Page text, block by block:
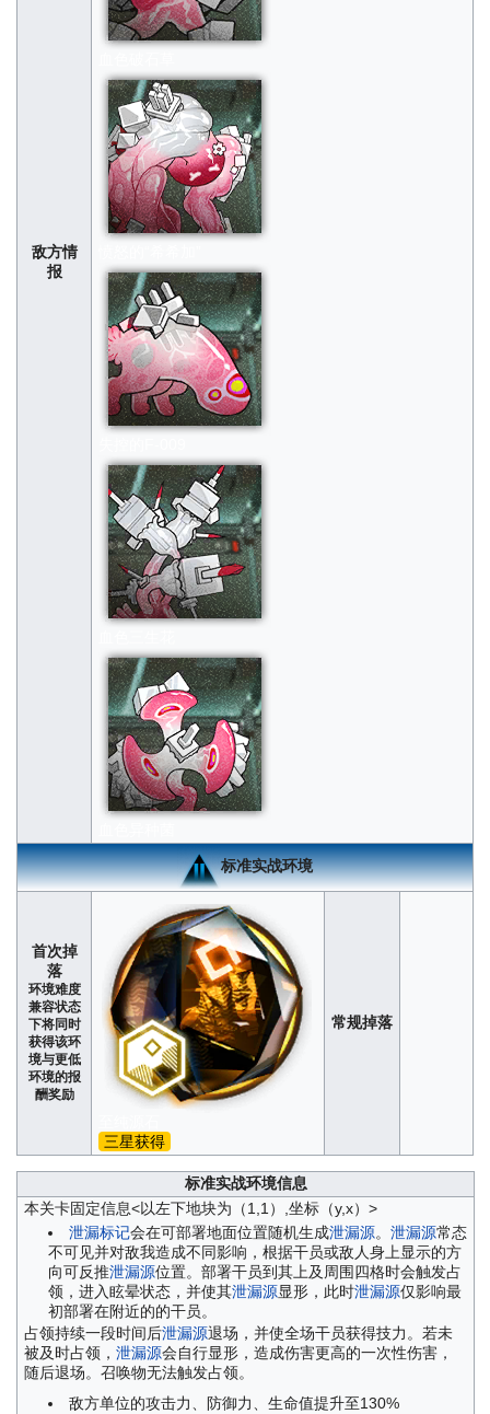
敌方情
报
标准实战环境
首次掉
落
环境难度
兼容状态
下将同时
获得该环
境与更低
环境的报
酬奖励
三星获得
常规掉落
标准实战环境信息
本关卡固定信息<以左下地块为（1,1）,坐标（y,x）>
泄漏标记会在可部署地面位置随机生成泄漏源。 泄漏源常态
不可见并对敌我造成不同影响，根据干员或敌人身上显示的方
向可反推泄漏源位置。部署干员到其上及周围四格时会触发占
领，进入眩晕状态，并使其泄漏源显形，此时泄漏源仅影响最
初部署在附近的的干员。
占领持续一段时间后泄漏源退场，并使全场干员获得技力。若未
被及时占领， 泄漏源会自行显形，造成伤害更高的一次性伤害，
随后退场。召唤物无法触发占领。
敌方单位的攻击力、防御力、生命值提升至130%